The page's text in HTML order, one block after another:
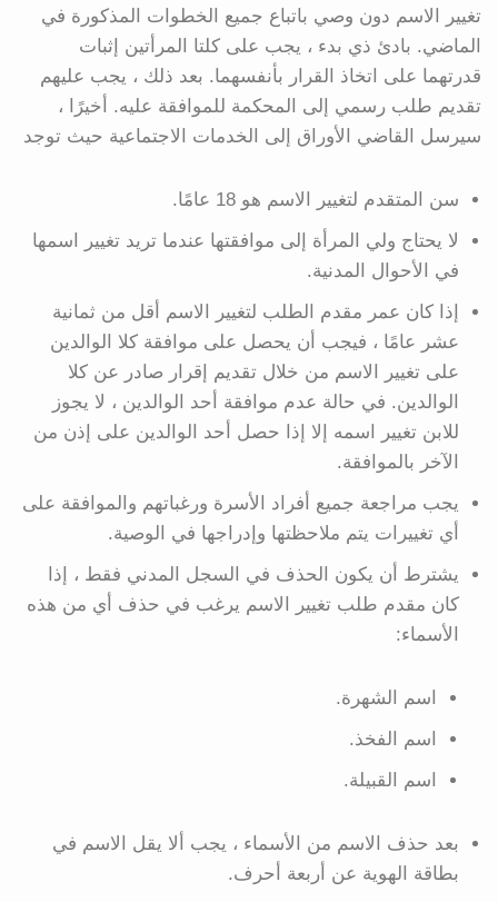
تغيير الاسم دون وصي باتباع جميع الخطوات المذكورة في
الماضي. بادئ ذي بدء ، يجب على كلتا المرأتين إثبات
قدرتهما على اتخاذ القرار بأنفسهما. بعد ذلك ، يجب عليهم
تقديم طلب رسمي إلى المحكمة للموافقة عليه. أخيرًا ،
سيرسل القاضي الأوراق إلى الخدمات الاجتماعية حيث توجد
سن المتقدم لتغيير الاسم هو 18 عامًا.
لا يحتاج ولي المرأة إلى موافقتها عندما تريد تغيير اسمها
في الأحوال المدنية.
إذا كان عمر مقدم الطلب لتغيير الاسم أقل من ثمانية
عشر عامًا ، فيجب أن يحصل على موافقة كلا الوالدين
على تغيير الاسم من خلال تقديم إقرار صادر عن كلا
الوالدين. في حالة عدم موافقة أحد الوالدين ، لا يجوز
للابن تغيير اسمه إلا إذا حصل أحد الوالدين على إذن من
الآخر بالموافقة.
يجب مراجعة جميع أفراد الأسرة ورغباتهم والموافقة على
أي تغييرات يتم ملاحظتها وإدراجها في الوصية.
يشترط أن يكون الحذف في السجل المدني فقط ، إذا
كان مقدم طلب تغيير الاسم يرغب في حذف أي من هذه
الأسماء:
اسم الشهرة.
اسم الفخذ.
اسم القبيلة.
بعد حذف الاسم من الأسماء ، يجب ألا يقل الاسم في
بطاقة الهوية عن أربعة أحرف.